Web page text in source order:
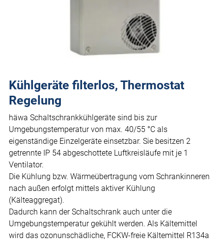
Kühlgeräte filterlos, Thermostat
Regelung
häwa Schaltschrankkühlgeräte sind bis zur
Umgebungstemperatur von max. 40/55 °C als
eigenständige Einzelgeräte einsetzbar. Sie besitzen 2
getrennte IP 54 abgeschottete Luftkreisläufe mit je 1
Ventilator.
Die Kühlung bzw. Wärmeübertragung vom Schrankinneren
nach außen erfolgt mittels aktiver Kühlung
(Kälteaggregat).
Dadurch kann der Schaltschrank auch unter die
Umgebungstemperatur gekühlt werden. Als Kältemittel
wird das ozonunschädliche, FCKW-freie Kältemittel R134a